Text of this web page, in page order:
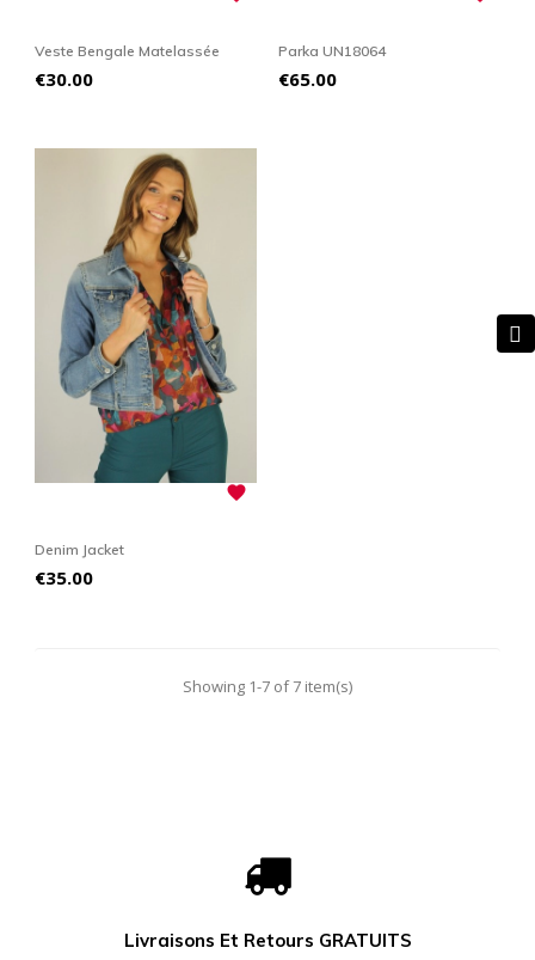
Veste Bengale Matelassée
Price
€30.00
Parka UN18064
Price
€65.00

Denim Jacket
Price
€35.00
Showing 1-7 of 7 item(s)
Livraisons Et Retours GRATUITS